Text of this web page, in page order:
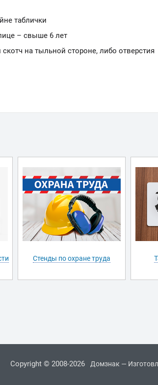
таблички
– свыше 6 лет
на тыльной стороне, либо отверстия
Стенды по охране труда
Copyright © 2008-2026 Домзнак —